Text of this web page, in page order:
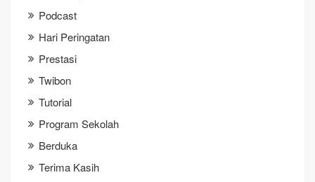
Podcast
Hari Peringatan
Prestasi
Twibon
Tutorial
Program Sekolah
Berduka
Terima Kasih